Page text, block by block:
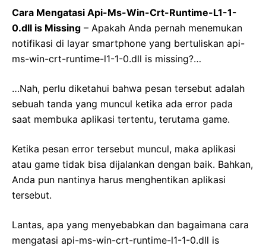
Cara Mengatasi Api-Ms-Win-Crt-Runtime-L1-1-
0.dll is Missing – Apakah Anda pernah menemukan
notifikasi di layar smartphone yang bertuliskan api-
ms-win-crt-runtime-l1-1-0.dll is missing?…
…Nah, perlu diketahui bahwa pesan tersebut adalah
sebuah tanda yang muncul ketika ada error pada
saat membuka aplikasi tertentu, terutama game.
Ketika pesan error tersebut muncul, maka aplikasi
atau game tidak bisa dijalankan dengan baik. Bahkan,
Anda pun nantinya harus menghentikan aplikasi
tersebut.
Lantas, apa yang menyebabkan dan bagaimana cara
mengatasi api-ms-win-crt-runtime-l1-1-0.dll is